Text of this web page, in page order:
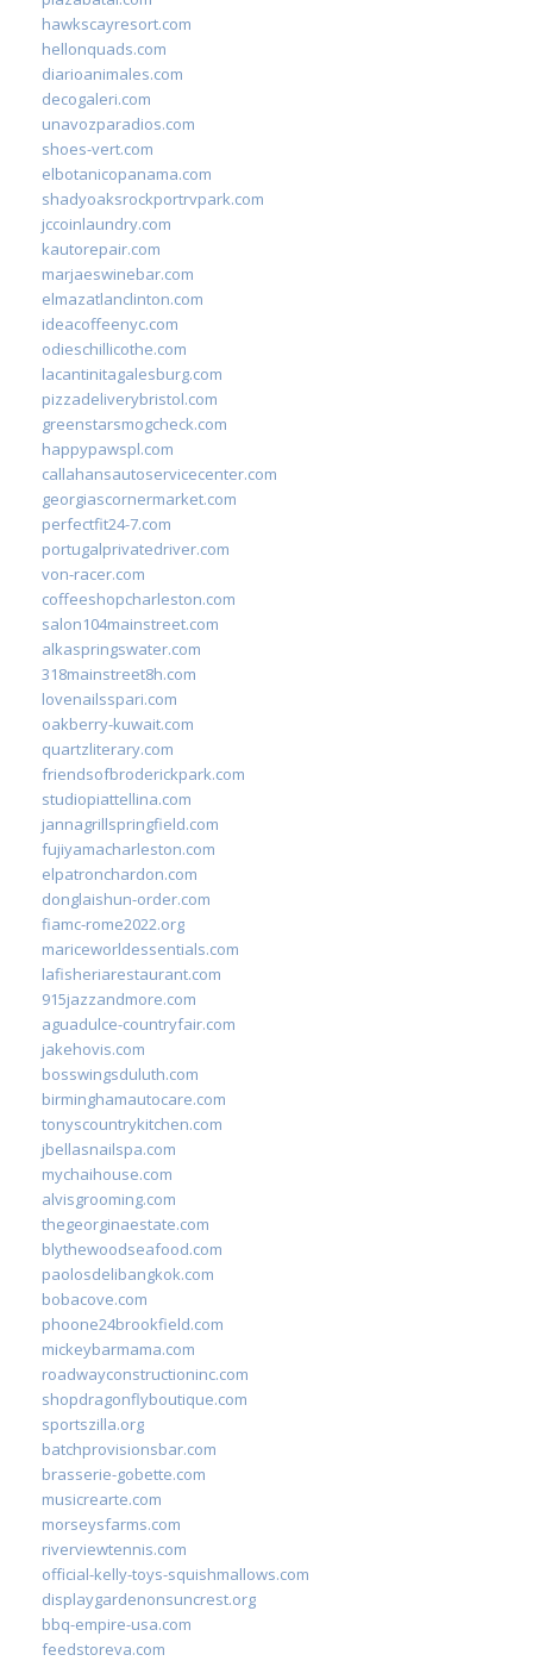
hawkscayresort.com
hellonquads.com
diarioanimales.com
decogaleri.com
unavozparadios.com
shoes-vert.com
elbotanicopanama.com
shadyoaksrockportrvpark.com
jccoinlaundry.com
kautorepair.com
marjaeswinebar.com
elmazatlanclinton.com
ideacoffeenyc.com
odieschillicothe.com
lacantinitagalesburg.com
pizzadeliverybristol.com
greenstarsmogcheck.com
happypawspl.com
callahansautoservicecenter.com
georgiascornermarket.com
perfectfit24-7.com
portugalprivatedriver.com
von-racer.com
coffeeshopcharleston.com
salon104mainstreet.com
alkaspringswater.com
318mainstreet8h.com
lovenailsspari.com
oakberry-kuwait.com
quartzliterary.com
friendsofbroderickpark.com
studiopiattellina.com
jannagrillspringfield.com
fujiyamacharleston.com
elpatronchardon.com
donglaishun-order.com
fiamc-rome2022.org
mariceworldessentials.com
lafisheriarestaurant.com
915jazzandmore.com
aguadulce-countryfair.com
jakehovis.com
bosswingsduluth.com
birminghamautocare.com
tonyscountrykitchen.com
jbellasnailspa.com
mychaihouse.com
alvisgrooming.com
thegeorginaestate.com
blythewoodseafood.com
paolosdelibangkok.com
bobacove.com
phoone24brookfield.com
mickeybarmama.com
roadwayconstructioninc.com
shopdragonflyboutique.com
sportszilla.org
batchprovisionsbar.com
brasserie-gobette.com
musicrearte.com
morseysfarms.com
riverviewtennis.com
official-kelly-toys-squishmallows.com
displaygardenonsuncrest.org
bbq-empire-usa.com
feedstoreva.com